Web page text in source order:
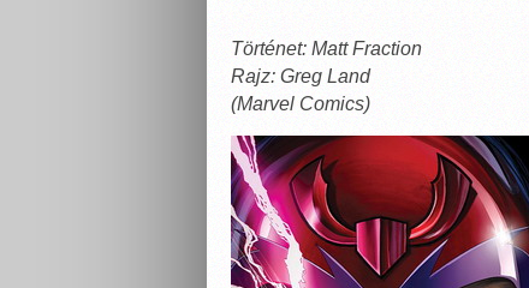
Történet: Matt Fraction
Rajz: Greg Land
(Marvel Comics)